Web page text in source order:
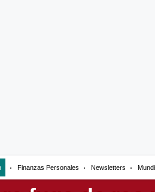
Finanzas Personales Newsletters